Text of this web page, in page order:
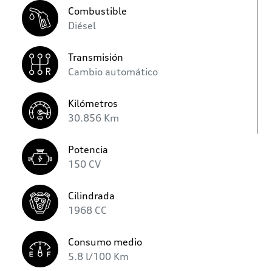
Combustible
Diésel
Transmisión
Cambio automático
Kilómetros
30.856 Km
Potencia
150 CV
Cilindrada
1968 CC
Consumo medio
5.8 l/100 Km